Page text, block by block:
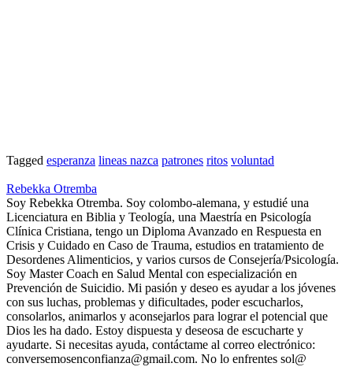
Tagged esperanza lineas nazca patrones ritos voluntad
Rebekka Otremba
Soy Rebekka Otremba. Soy colombo-alemana, y estudié una
Licenciatura en Biblia y Teología, una Maestría en Psicología
Clínica Cristiana, tengo un Diploma Avanzado en Respuesta en
Crisis y Cuidado en Caso de Trauma, estudios en tratamiento de
Desordenes Alimenticios, y varios cursos de Consejería/Psicología.
Soy Master Coach en Salud Mental con especialización en
Prevención de Suicidio. Mi pasión y deseo es ayudar a los jóvenes
con sus luchas, problemas y dificultades, poder escucharlos,
consolarlos, animarlos y aconsejarlos para lograr el potencial que
Dios les ha dado. Estoy dispuesta y deseosa de escucharte y
ayudarte. Si necesitas ayuda, contáctame al correo electrónico:
conversemosenconfianza@gmail.com. No lo enfrentes sol@